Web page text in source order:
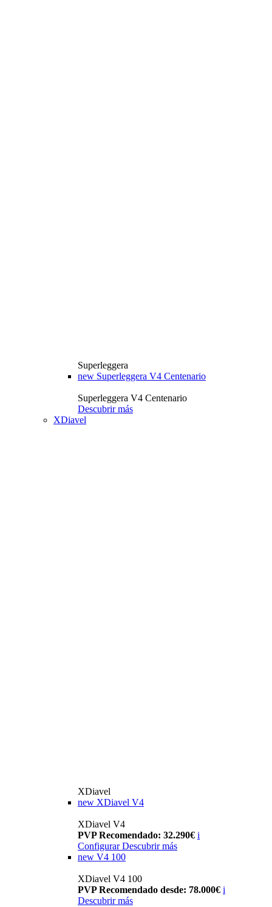
Superleggera
new Superleggera V4 Centenario
Superleggera V4 Centenario
Descubrir más
XDiavel
XDiavel
new XDiavel V4
XDiavel V4
PVP Recomendado: 32.290€ i
Configurar Descubrir más
new V4 100
XDiavel V4 100
PVP Recomendado desde: 78.000€ i
Descubrir más